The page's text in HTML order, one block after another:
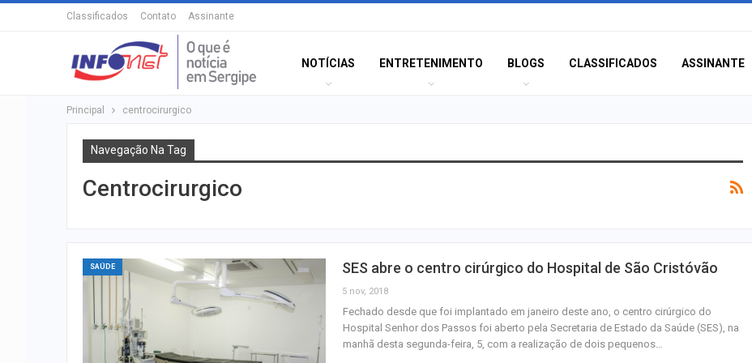
Classificados Contato Assinante
NOTÍCIAS ENTRETENIMENTO BLOGS CLASSIFICADOS ASSINANTE
Principal centrocirurgico
Navegação Na Tag
Centrocirurgico
SAÚDE SES abre o centro cirúrgico do Hospital de São Cristóvão
5 nov, 2018
Fechado desde que foi implantado em janeiro deste ano, o centro cirúrgico do
Hospital Senhor dos Passos foi aberto pela Secretaria de Estado da Saúde (SES), na
manhã desta segunda-feira, 5, com a realização de dois pequenos…
TSE cria conselho para
Homem fica preso às
ferragens após colisão
Aracaju recebe
espetáculo da Patrulha